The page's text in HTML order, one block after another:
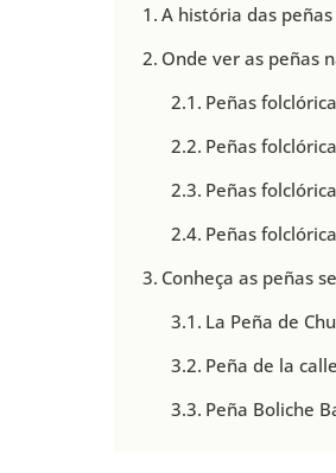
A história das
Onde ver as peñas
Peñas
Peñas
Peñas
Peñas
Conheça as peñas
La Peña de
Peña de la
Peña Boliche